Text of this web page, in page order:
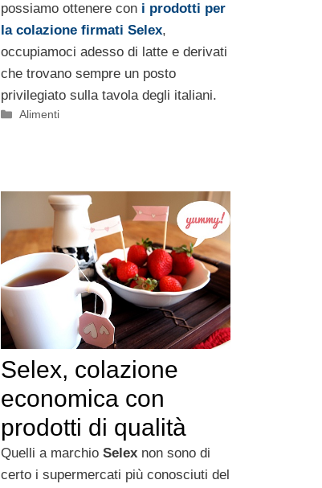
possiamo ottenere coni prodotti per
la colazione firmati Selex,
occupiamoci adesso di latte e derivati
che trovano sempre un posto
privilegiato sulla tavola degli italiani.
Categorie
Alimenti
Selex, colazione
economica con
prodotti di qualità
Quelli a marchio Selexnon sono di
certo i supermercati più conosciuti del